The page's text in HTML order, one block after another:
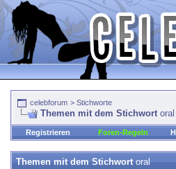
celebforum > Stichworte
Themen mit dem Stichwort oral
Registrieren Foren-Regeln
Themen mit dem Stichwortoral